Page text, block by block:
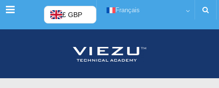
Menu £ GBP
Français